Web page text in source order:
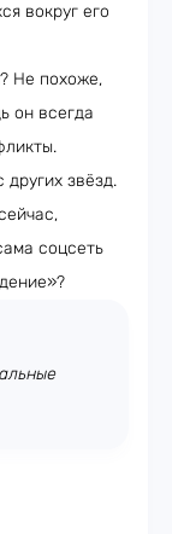
вокруг его
Не похоже,
он всегда
звёзд.
соцсеть